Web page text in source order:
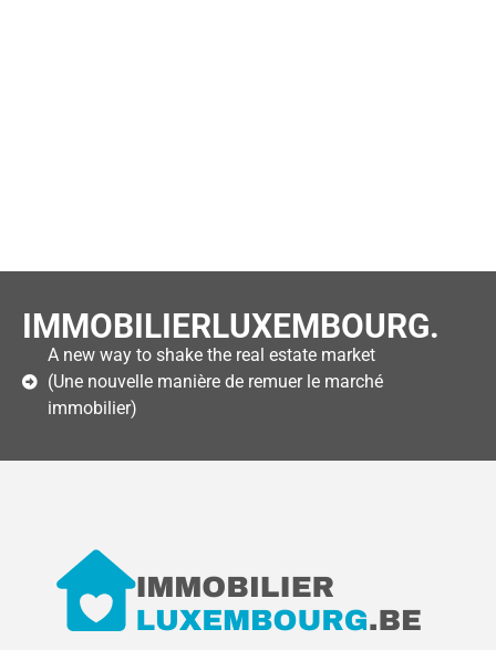
IMMOBILIERLUXEMBOURG.
A new way to shake the real estate market
(Une nouvelle manière de remuer le marché
immobilier)